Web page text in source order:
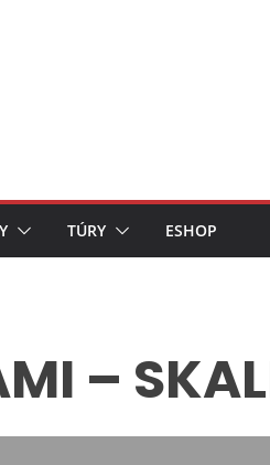
TÚRY ESHOP
–